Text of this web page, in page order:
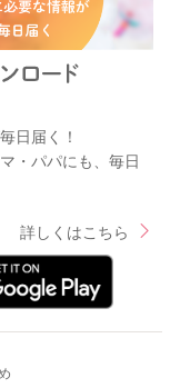
日届く！
・パパにも、毎日
詳しくはこちら